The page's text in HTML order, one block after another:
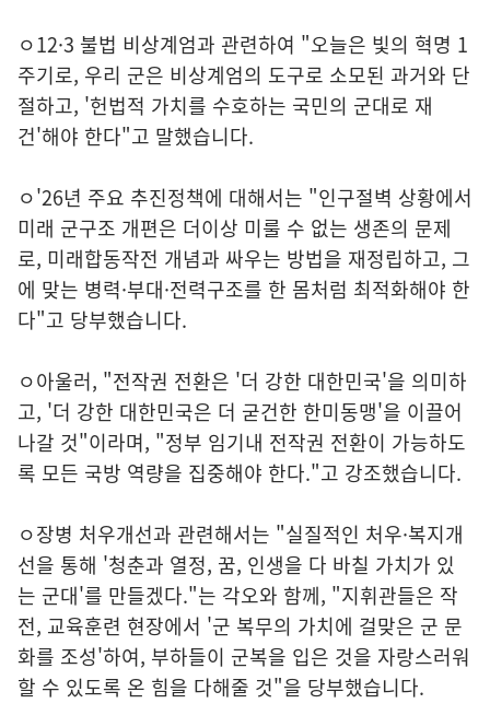
ㅇ12·3 불법 비상계엄과 관련하여 "오늘은 빛의 혁명 1
주기로, 우리 군은 비상계엄의 도구로 소모된 과거와 단
절하고, '헌법적 가치를 수호하는 국민의 군대로 재
건'해야 한다"고 말했습니다.
ㅇ'26년 주요 추진정책에 대해서는 "인구절벽 상황에서
미래 군구조 개편은 더이상 미룰 수 없는 생존의 문제
로, 미래합동작전 개념과 싸우는 방법을 재정립하고, 그
에 맞는 병력·부대·전력구조를 한 몸처럼 최적화해야 한
다"고 당부했습니다.
ㅇ아울러, "전작권 전환은 '더 강한 대한민국'을 의미하
고, '더 강한 대한민국은 더 굳건한 한미동맹'을 이끌어
나갈 것"이라며, "정부 임기내 전작권 전환이 가능하도
록 모든 국방 역량을 집중해야 한다."고 강조했습니다.
ㅇ장병 처우개선과 관련해서는 "실질적인 처우·복지개
선을 통해 '청춘과 열정, 꿈, 인생을 다 바칠 가치가 있
는 군대'를 만들겠다."는 각오와 함께, "지휘관들은 작
전, 교육훈련 현장에서 '군 복무의 가치에 걸맞은 군 문
화를 조성'하여, 부하들이 군복을 입은 것을 자랑스러워
할 수 있도록 온 힘을 다해줄 것"을 당부했습니다.